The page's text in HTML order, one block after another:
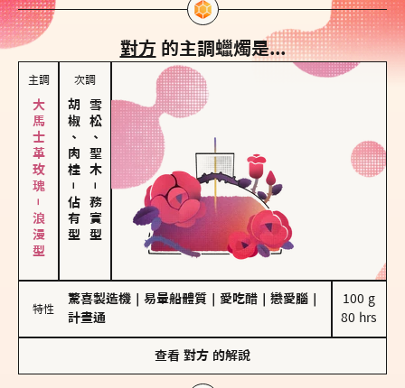
對方 的主調蠟燭是...
主調
大馬士革玫瑰－浪漫型
次調
胡椒、肉桂
－
佔有型
雪松、聖木
－
務實型
特性
驚喜製造機 易暈船體質 愛吃醋 戀愛腦
計畫通
100 g
80 hrs
查看 對方 的解說